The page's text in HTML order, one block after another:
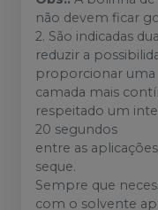
não devem ficar
2. São indicadas
reduzir a
proporcionar uma
camada mais
respeitado um
20 segundos
entre as
seque.
Sempre que
com o solvente